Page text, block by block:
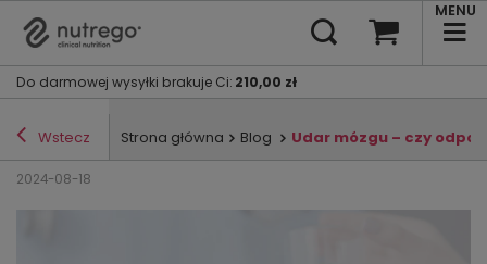
Do darmowej wysyłki brakuje Ci: 210,00 zł
MENU
Wstecz Strona główna Blog Udar mózgu – czy
2024-08-18